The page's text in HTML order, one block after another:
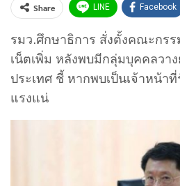
Share LINE Facebook
รมว.ศึกษาธิการ สั่งตั้งคณะกร
เน็ตเพิ่ม หลังพบมีกลุ่มบุคคลวา
ประเทศ ชี้ หากพบเป็นเจ้าหน้า
แรงแน่